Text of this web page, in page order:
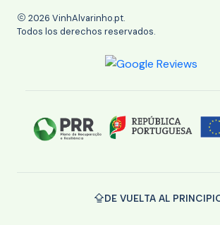
2026 VinhAlvarinho.pt.
Todos los derechos reservados.
DE VUELTA AL